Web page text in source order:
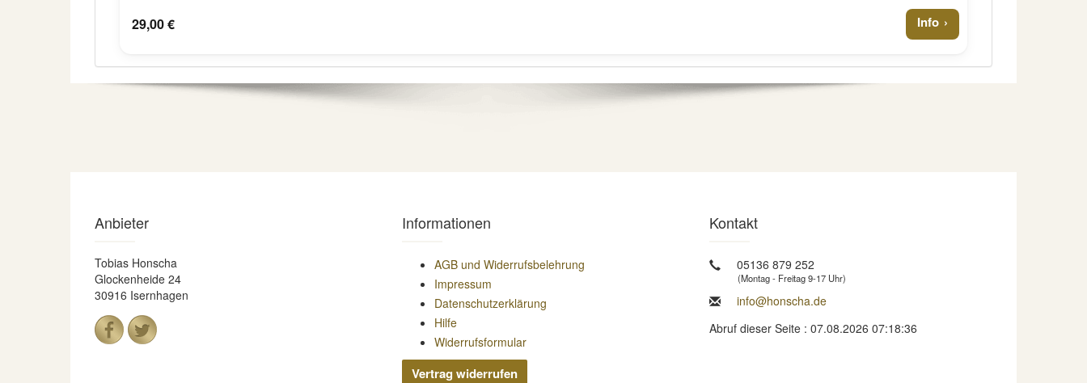
29,00 € Info
Anbieter
Tobias Honscha
Glockenheide 24
30916 Isernhagen
Informationen
AGB und Widerrufsbelehrung
Impressum
Datenschutzerklärung
Hilfe
Widerrufsformular
Vertrag widerrufen
Kontakt
05136 879 252
(Montag - Freitag 9-17 Uhr)
info@honscha.de
Abruf dieser Seite : 07.08.2026 07:18:36